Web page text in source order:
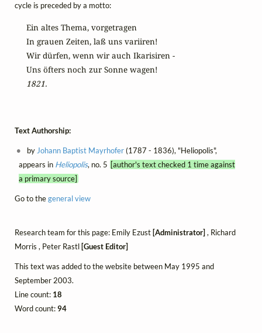
cycle is preceded by a motto:
Ein altes Thema, vorgetragen
In grauen Zeiten, laß uns variiren!
Wir dürfen, wenn wir auch Ikarisiren -
1821.
Text Authorship:
by Johann Baptist Mayrhofer(1787 - 1836), "Heliopolis",
appears in Heliopolis, no. 5 [author's text checked 1 time against
a primary source]
Go to thegeneral view
Research team for this page: Emily Ezust [Administrator] , Richard
Morris , Peter Rastl [Guest Editor]
This text was added to the website between May 1995 and
September 2003.
Line count: 18
Word count:94